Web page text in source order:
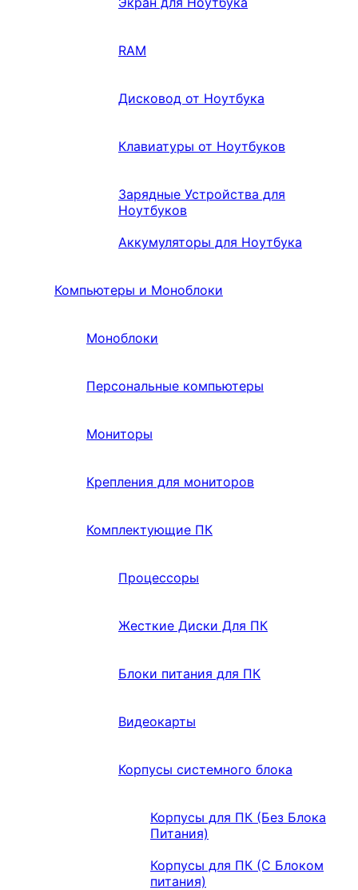
RAM
Дисковод от Ноутбука
Клавиатуры от Ноутбуков
Зарядные Устройства для
Ноутбуков
Аккумуляторы для Ноутбука
Компьютеры и Моноблоки
Моноблоки
Персональные компьютеры
Мониторы
Крепления для мониторов
Комплектующие ПК
Процессоры
Жесткие Диски Для ПК
Блоки питания для ПК
Видеокарты
Корпусы системного блока
Корпусы для ПК (Без Блока
Питания)
Корпусы для ПК (С Блоком
питания)